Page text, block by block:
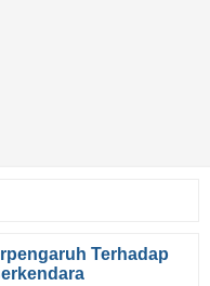
Terhadap